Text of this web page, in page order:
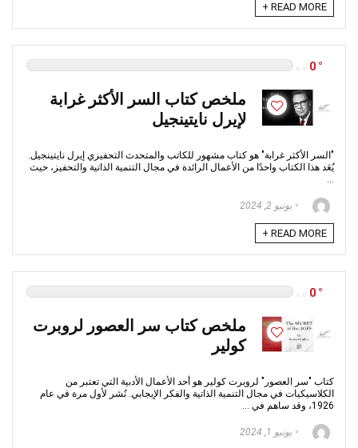
READ MORE +
0
ملخص كتاب السر الأكثر غرابة
لإيرل نايتينجيل
"السر الأكثر غرابة" هو كتاب مشهور للكاتب والمتحدث التحفيزي إيرل نايتينجيل.
يُعَد هذا الكتاب واحدًا من الأعمال الرائدة في مجال التنمية الذاتية والتحفيز، حيث
...
يونيو 2, 2024
READ MORE +
0
ملخص كتاب سر العصور لروبرت
كولير
كتاب "سر العصور" لروبرت كولير هو أحد الأعمال الأدبية التي تعتبر من
الكلاسيكيات في مجال التنمية الذاتية والفكر الإيجابي. نُشر لأول مرة في عام
1926، وقد ساهم في ...
يونيو 1, 2024